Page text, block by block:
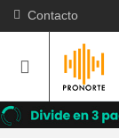
Contacto